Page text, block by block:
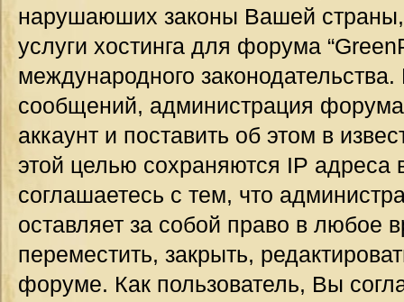
нарушаюших законы Вашей страны,
услуги хостинга для форума
международного
сообщений, администрация
аккаунт и поставить об этом в
этой целью сохраняются IP
соглашаетесь с тем, что
оставляет за собой право в любое
переместить, закрыть,
форуме. Как пользователь, Вы